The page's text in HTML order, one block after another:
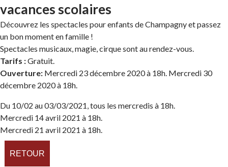
vacances scolaires
Découvrez les spectacles pour enfants de Champagny et passez
un bon moment en famille !
Spectacles musicaux, magie, cirque sont au rendez-vous.
Tarifs :Gratuit.
Ouverture: Mercredi 23 décembre 2020 à 18h. Mercredi 30
décembre 2020 à 18h.
Du 10/02 au 03/03/2021, tous les mercredis à 18h.
Mercredi 14 avril 2021 à 18h.
Mercredi 21 avril 2021 à 18h.
RETOUR